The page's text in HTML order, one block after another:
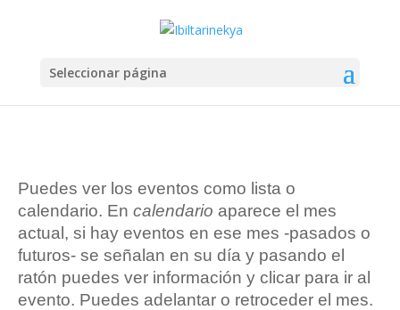
Seleccionar página
Puedes ver los eventos como lista o
calendario. En calendario aparece el mes
actual, si hay eventos en ese mes -pasados o
futuros- se señalan en su día y pasando el
ratón puedes ver información y clicar para ir al
evento. Puedes adelantar o retroceder el mes.